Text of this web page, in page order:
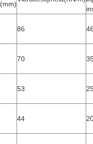
(mm)
86
70
53
44